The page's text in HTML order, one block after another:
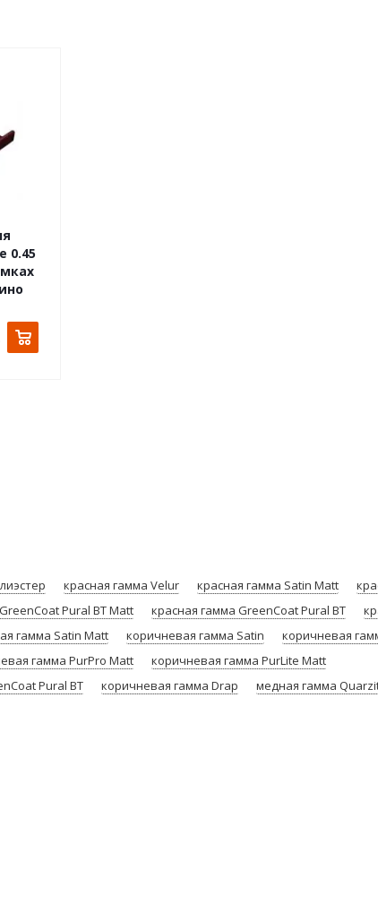
0.45
красная гамма Velur красная гамма Satin Мatt
Pural BT Matt красная гамма GreenCoat Pural BT
гамма Satin Мatt коричневая гамма Satin
коричневая
гамма PurPro Matt
коричневая гамма PurLite Мatt
Pural BT коричневая гамма Drap медная гамма